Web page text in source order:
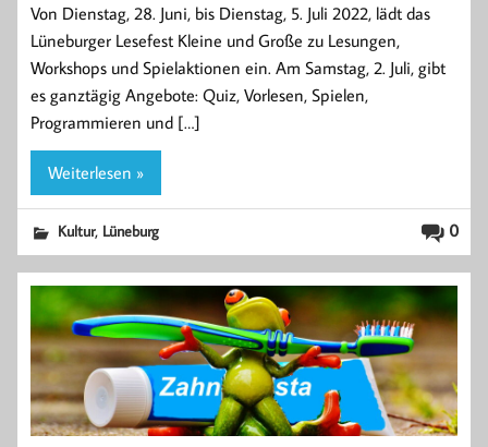
Von Dienstag, 28. Juni, bis Dienstag, 5. Juli 2022, lädt das
Lüneburger Lesefest Kleine und Große zu Lesungen,
Workshops und Spielaktionen ein. Am Samstag, 2. Juli, gibt
es ganztägig Angebote: Quiz, Vorlesen, Spielen,
Programmieren und […]
Weiterlesen »
0
Kultur, Lüneburg